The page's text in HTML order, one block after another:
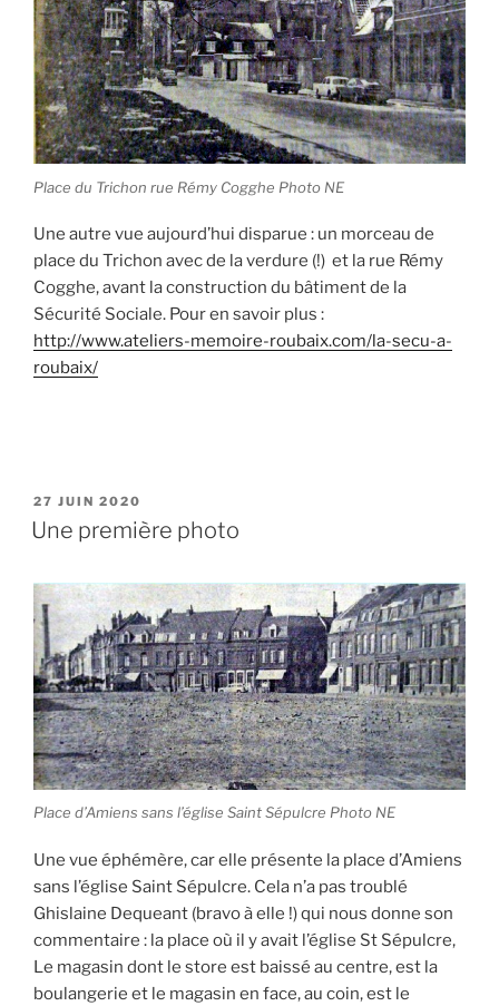
Place du Trichon rue Rémy Cogghe Photo NE
Une autre vue aujourd’hui disparue : un morceau de
place du Trichon avec de la verdure (!) et la rue Rémy
Cogghe, avant la construction du bâtiment de la
Sécurité Sociale. Pour en savoir plus :
http://www.ateliers-memoire-roubaix.com/la-secu-a-
roubaix/
PUBLIÉ
LE
27 JUIN 2020
Une première photo
Place d’Amiens sans l’église Saint Sépulcre Photo NE
Une vue éphémère, car elle présente la place d’Amiens
sans l’église Saint Sépulcre. Cela n’a pas troublé
Ghislaine Dequeant (bravo à elle !) qui nous donne son
commentaire : la place où il y avait l’église St Sépulcre,
Le magasin dont le store est baissé au centre, est la
boulangerie et le magasin en face, au coin, est le